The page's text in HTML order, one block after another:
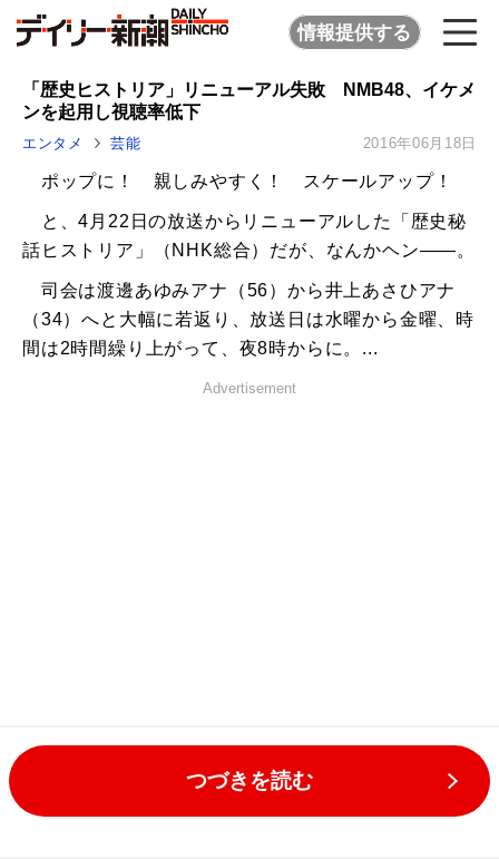
情報提供する
「歴史ヒストリア」リニューアル失敗 NMB48、イケメ
ンを起用し視聴率低下
エンタメ 芸能 2016年06月18日
ポップに！ 親しみやすく！ スケールアップ！
と、4月22日の放送からリニューアルした「歴史秘
話ヒストリア」（NHK総合）だが、なんかヘン――。
司会は渡邊あゆみアナ（56）から井上あさひアナ
（34）へと大幅に若返り、放送日は水曜から金曜、時
間は2時間繰り上がって、夜8時からに。...
Advertisement
つづきを読む